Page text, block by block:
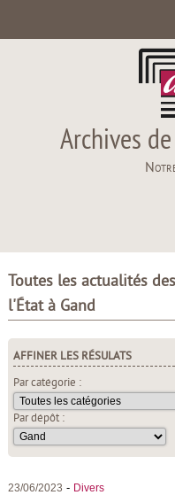
Archives
Toutes les actualités
l'État à Gand
AFFINER LES RÉSULATS
Par catégorie :
Par dépôt :
23/06/2023 - Divers